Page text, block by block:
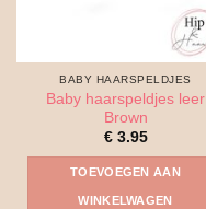
BABY HAARSPELDJES
Baby haarspeldjes leer
Brown
€3.95
TOEVOEGEN AAN
WINKELWAGEN